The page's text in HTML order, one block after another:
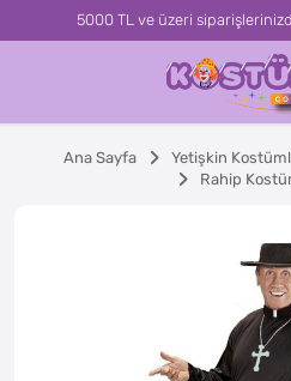
5000 TL ve üzeri
Ana Sayfa Yetişkin
Rahip